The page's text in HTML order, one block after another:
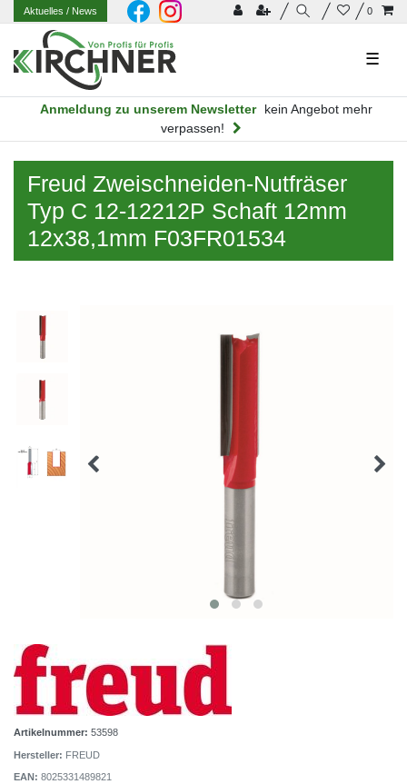
0
Aktuelles/ News
☰
Anmeldung zu unserem Newsletter
kein Angebot mehr
verpassen!
Freud Zweischneiden-Nutfräser
Typ C 12-12212P Schaft 12mm
12x38,1mm F03FR01534
Artikelnummer: 53598
Hersteller: FREUD
EAN: 8025331489821